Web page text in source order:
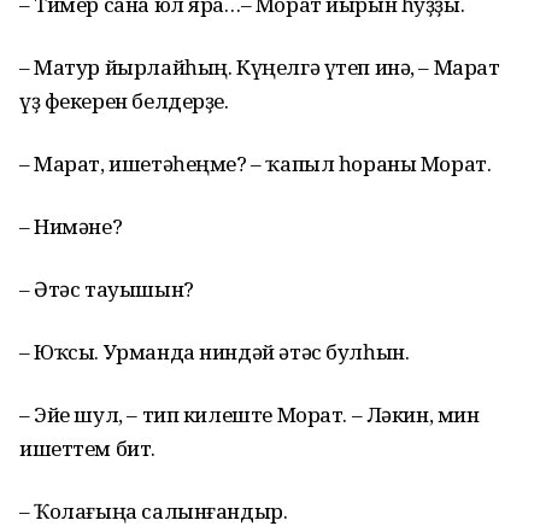
– Матур йырлайһың. Күңелгә үтеп инә, – Марат
үҙ фекерен белдерҙе.
– Марат, ишетәһеңме? – ҡапыл һораны Морат.
– Нимәне?
– Әтәс тауышын?
– Юҡсы. Урманда ниндәй әтәс булһын.
– Эйе шул, – тип килеште Морат. – Ләкин, мин
ишеттем бит.
– Ҡолағыңа салынғандыр.